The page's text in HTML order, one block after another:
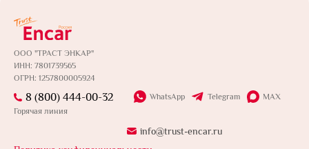
ООО "ТРАСТ ЭНКАР"
ИНН: 7801739565
ОГРН: 1257800005924
8 (800) 444-00-32
Горячая линия
WhatsApp Telegram MAX
info@trust-encar.ru